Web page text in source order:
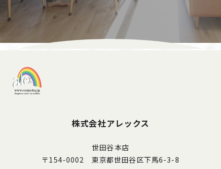
株式会社アレックス
世田谷本店
〒154-0002 東京都世田谷区下馬6-3-8